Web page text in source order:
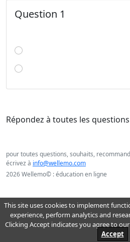
Question 1
Répondez à toutes les
pour toutes questions, souhaits,
écrivez à info@wellemo.com
2026 Wellemo© : éducation en ligne
This site uses cookies to implement
experience, perform analytics and
Clicking Accept indicates you agree to
Accept